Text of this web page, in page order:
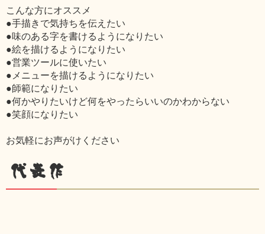
こんな方にオススメ
●手描きで気持ちを伝えたい
●味のある字を書けるようになりたい
●絵を描けるようになりたい
●営業ツールに使いたい
●メニューを描けるようになりたい
●師範になりたい
●何かやりたいけど何をやったらいいのかわからない
●笑顔になりたい
お気軽にお声がけください
代表作